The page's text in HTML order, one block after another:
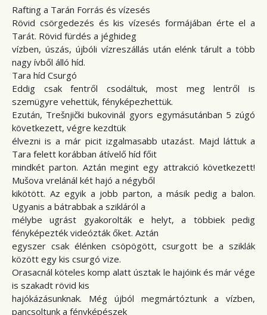
Rafting a Tarán Forrás és vízesés
Rövid csörgedezés és kis vízesés formájában érte el a
Tarát. Rövid fürdés a jéghideg
vízben, úszás, újbóli vízreszállás után elénk tárult a több
nagy ívből álló híd.
Tara híd Csurgó
Eddig csak fentről csodáltuk, most meg lentről is
szemügyre vehettük, fényképezhettük.
Ezután, Trešnjički bukovinál gyors egymásutánban 5 zúgó
következett, végre kezdtük
élvezni is a már picit izgalmasabb utazást. Majd láttuk a
Tara felett korábban átívelő híd főit
mindkét parton. Aztán megint egy attrakció következett!
Mušova vrelánál két hajó a négyből
kikötött. Az egyik a jobb parton, a másik pedig a balon.
Ugyanis a bátrabbak a szikláról a
mélybe ugrást gyakorolták e helyt, a többiek pedig
fényképezték videózták őket. Aztán
egyszer csak élénken csöpögött, csurgott be a sziklák
között egy kis csurgó vize.
Orasacnál köteles komp alatt úsztak le hajóink és már vége
is szakadt rövid kis
hajókázásunknak. Még újból megmártóztunk a vízben,
pancsoltunk a fényképészek